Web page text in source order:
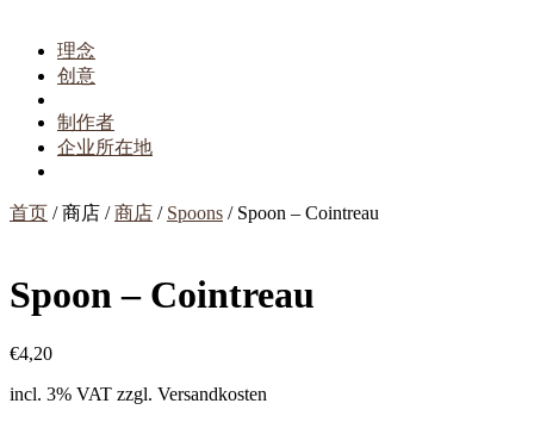
理念
创意
制作者
企业所在地
首页 / 商店 /商店 / Spoons / Spoon – Cointreau
Spoon – Cointreau
€4,20
incl. 3% VAT zzgl. Versandkosten